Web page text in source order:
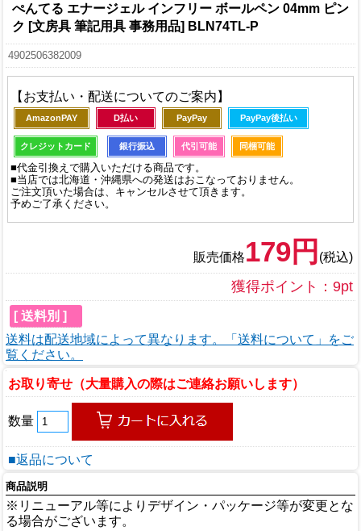
ぺんてる エナージェル インフリー ボールペン 04mm ピン
ク [文房具 筆記用具 事務用品] BLN74TL-P
4902506382009
【お支払い・配送についてのご案内】
AmazonPAY D払い PayPay PayPay後払い
クレジットカード 銀行振込 代引可能 同梱可能
■代金引換えで購入いただける商品です。
■当店では北海道・沖縄県への発送はおこなっておりません。
ご注文頂いた場合は、キャンセルさせて頂きます。
予めご了承ください。
販売価格179円 (税込)
獲得ポイント：9pt
[ 送料別 ]
送料は配送地域によって異なります。「送料について」をご
覧ください。
お取り寄せ（大量購入の際はご連絡お願いします）
数量
■返品について
商品説明
※リニューアル等によりデザイン・パッケージ等が変更とな
る場合がございます。